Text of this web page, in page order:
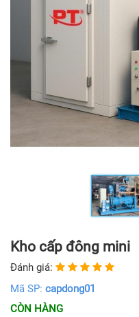
Kho cấp đông mini
Đánh giá:
Mã SP: capdong01
CÒN HÀNG